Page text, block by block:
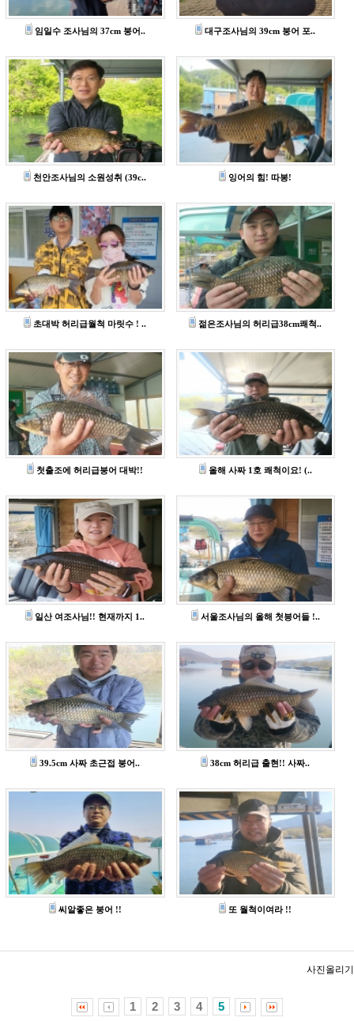
임일수 조사님의 37cm 붕어.. 대구조사님의 39cm 붕어 포..
천안조사님의 소원성취 (39c.. 잉어의 힘! 따봉!
초대박 허리급월척 마릿수 ! .. 젊은조사님의 허리급38cm쾌척..
첫출조에 허리급붕어 대박!! 올해 사짜 1호 쾌척이요! (..
일산 여조사님!! 현재까지 1.. 서울조사님의 올해 첫븡어들 !..
39.5cm 사짜 초근접 붕어.. 38cm 허리급 출현!! 사짜..
씨알좋은 붕어 !! 또 월척이여라 !!
사진올리기
1 2 3 4 5